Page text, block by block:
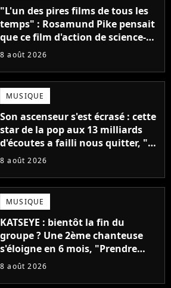
"L'un des pires films de tous les
temps" : Rosamund Pike pensait
que ce film d'action de science-
fiction avec Dwayne Johnson
8 août 2026
MUSIQUE
Son ascenseur s'est écrasé : cette
star de la pop aux 13 milliards
d'écoutes a failli nous quitter, "Je
pensais ne plus jamais chanter"
8 août 2026
MUSIQUE
KATSEYE : bientôt la fin du
groupe ? Une 2ème chanteuse
s'éloigne en 6 mois, "Prendre
cette décision n’a pas été facile"
8 août 2026